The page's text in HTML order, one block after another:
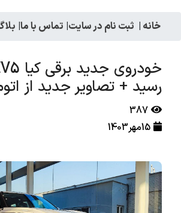
خانه | ثبت نام در سایت| تماس با ما|
رسید + تصاویر جدید از
387
15مهر1403